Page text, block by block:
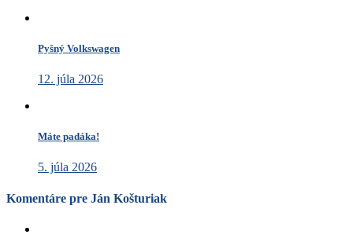
Pyšný Volkswagen
12. júla 2026
Máte padáka!
5. júla 2026
Komentáre pre Ján Košturiak